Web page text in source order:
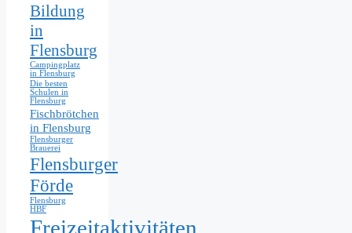
Bildung
in
Flensburg
Campingplatz
in Flensburg
Die besten
Schulen in
Flensburg
Fischbrötchen
in Flensburg
Flensburger
Brauerei
Flensburger
Förde
Flensburg
HBF
Freizeitaktivitäten